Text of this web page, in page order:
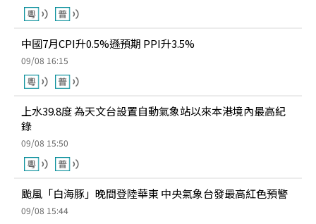
中國7月CPI升0.5%遜預期 PPI升3.5%
09/08 16:15
上水39.8度 為天文台設置自動氣象站以來本港境內最高紀
錄
09/08 15:50
颱風「白海豚」晚間登陸華東 中央氣象台發最高紅色預警
09/08 15:44